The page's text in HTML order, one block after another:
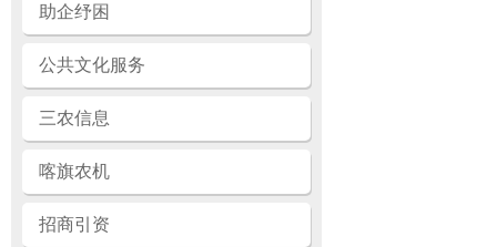
助企纾困
公共文化服务
三农信息
喀旗农机
招商引资